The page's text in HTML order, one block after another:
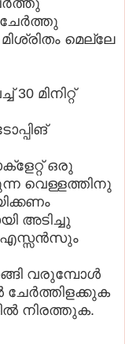
ചേര്‍ത്തു
മെല്ലേ
30 മിനിറ്റ്
ഒരു
വെള്ളത്തിനു
അടിച്ചു
എസ്സന്‍സും
വരുമ്പോള്‍
ചേര്‍ത്തിളക്കുക
നിരത്തുക.